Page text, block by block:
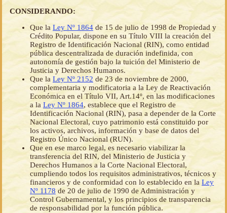
CONSIDERANDO:
Que la Ley Nº 1864 de 15 de julio de 1998 de Propiedad y
Crédito Popular, dispone en su Título VIII la creación del
Registro de Identificación Nacional (RIN), como entidad
pública descentralizada de duración indefinida, con
autonomía de gestión bajo la tuición del Ministerio de
Justicia y Derechos Humanos.
Que la Ley Nº 2152 de 23 de noviembre de 2000,
complementaria y modificatoria a la Ley de Reactivación
Económica en el Título VII, Art.14º, en las modificaciones
a la Ley Nº 1864, establece que el Registro de
Identificación Nacional (RIN), pasa a depender de la Corte
Nacional Electoral, cuyo patrimonio está constituido por
los activos, archivos, información y base de datos del
Registro Único Nacional (RUN).
Que en ese marco legal, es necesario viabilizar la
transferencia del RIN, del Ministerio de Justicia y
Derechos Humanos a la Corte Nacional Electoral,
cumpliendo todos los requisitos administrativos, técnicos y
financieros y de conformidad con lo establecido en la Ley
Nº 1178 de 20 de julio de 1990 de Administración y
Control Gubernamental, y los principios de transparencia
de responsabilidad por la función pública.